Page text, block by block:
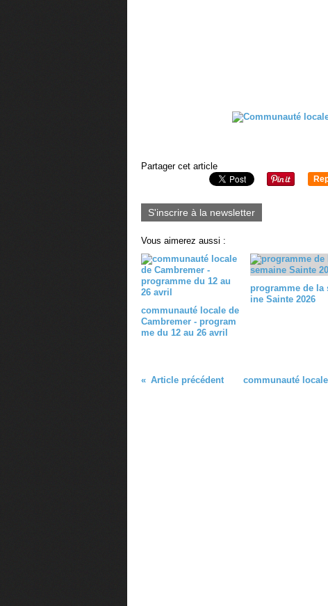
Partager cet article
S'inscrire à la newsletter
Vous aimerez aussi :
communauté locale de
Cambremer - program
me du 12 au 26 avril
programme de la
ine Sainte 2026
Article précédent communauté